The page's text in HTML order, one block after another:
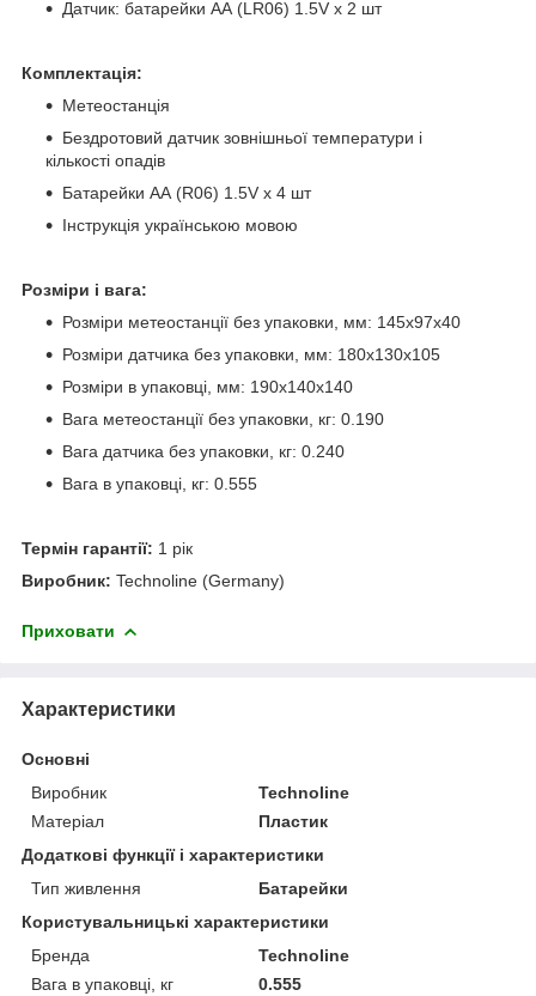
Датчик: батарейки AА (LR06) 1.5V х 2 шт
Комплектація:
Метеостанція
Бездротовий датчик зовнішньої температури і
кількості опадів
Батарейки AА (R06) 1.5V х 4 шт
Інструкція українською мовою
Розміри і вага:
Розміри метеостанції без упаковки, мм: 145х97х40
Розміри датчика без упаковки, мм: 180х130х105
Розміри в упаковці, мм: 190х140х140
Вага метеостанції без упаковки, кг: 0.190
Вага датчика без упаковки, кг: 0.240
Вага в упаковці, кг: 0.555
Термін гарантії: 1 рік
Виробник: Technoline (Germany)
Приховати
Характеристики
Основні
Виробник
Technoline
Матеріал
Пластик
Додаткові функції і характеристики
Тип живлення
Батарейки
Користувальницькі характеристики
Бренда
Technoline
Вага в упаковці, кг
0.555